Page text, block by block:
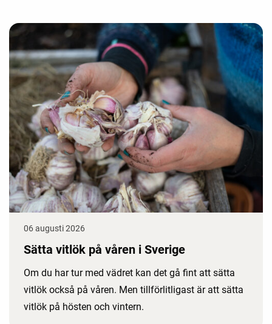
06 augusti 2026
Sätta vitlök på våren i Sverige
Om du har tur med vädret kan det gå fint att sätta
vitlök också på våren. Men tillförlitligast är att sätta
vitlök på hösten och vintern.